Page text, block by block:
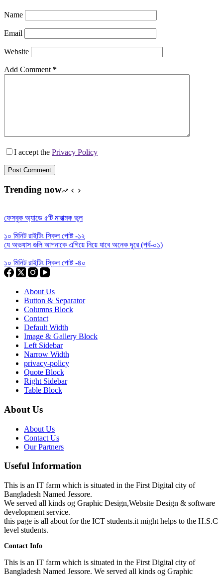
Name
Email
Website
Add Comment *
I accept the Privacy Policy
Post Comment
Trending now
ফেসবুক অ্যাডে ৫টি মারাত্মক ভুল
১০ মিনিট রাইটিং স্কিল পোষ্ট -১২
যে অভ্যাস গুলি আপনাকে এগিয়ে নিয়ে যাবে অনেক দূরে (পর্ব-০১)
১০ মিনিট রাইটিং স্কিল পোষ্ট -৪০
About Us
Button & Separator
Columns Block
Contact
Default Width
Image & Gallery Block
Left Sidebar
Narrow Width
privacy-policy
Quote Block
Right Sidebar
Table Block
About Us
About Us
Contact Us
Our Partners
Useful Information
This is an IT farm which is situated in the First Digital city of
Bangladesh Named Jessore.
We served all kinds og Graphic Design,Website Design & software
development service.
this page is all about for the ICT students.it might helps to the H.S.C
level students.
Contact Info
This is an IT farm which is situated in the First Digital city of
Bangladesh Named Jessore. We served all kinds og Graphic